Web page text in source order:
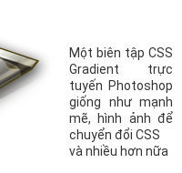
Một biên tập CSS
Gradient trực
tuyến Photoshop
giống như mạnh
mẽ, hình ảnh để
chuyển đổi CSS
và nhiều hơn nữa